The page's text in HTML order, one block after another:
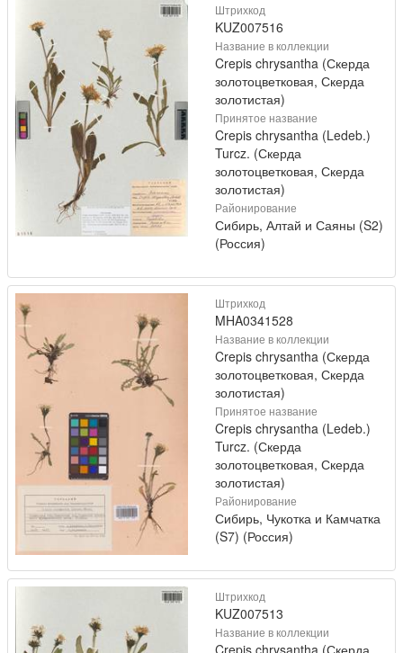
Штрихкод
KUZ007516
Название в коллекции
Crepis chrysantha (Скерда
золотоцветковая, Скерда
золотистая)
Принятое название
Crepis chrysantha (Ledeb.)
Turcz. (Скерда
золотоцветковая, Скерда
золотистая)
Районирование
Сибирь, Алтай и Саяны (S2)
(Россия)
Штрихкод
MHA0341528
Название в коллекции
Crepis chrysantha (Скерда
золотоцветковая, Скерда
золотистая)
Принятое название
Crepis chrysantha (Ledeb.)
Turcz. (Скерда
золотоцветковая, Скерда
золотистая)
Районирование
Сибирь, Чукотка и Камчатка
(S7) (Россия)
Штрихкод
KUZ007513
Название в коллекции
Crepis chrysantha (Скерда